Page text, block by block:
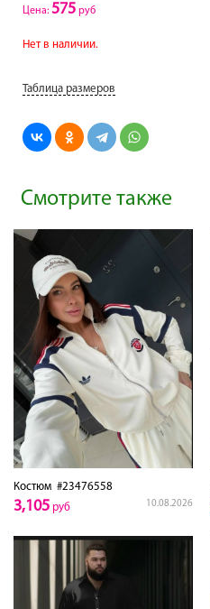
Цена: 575 руб
Нет в наличии.
Таблица размеров
Смотрите также
Костюм #23476558
10.08.2026
3,105 руб